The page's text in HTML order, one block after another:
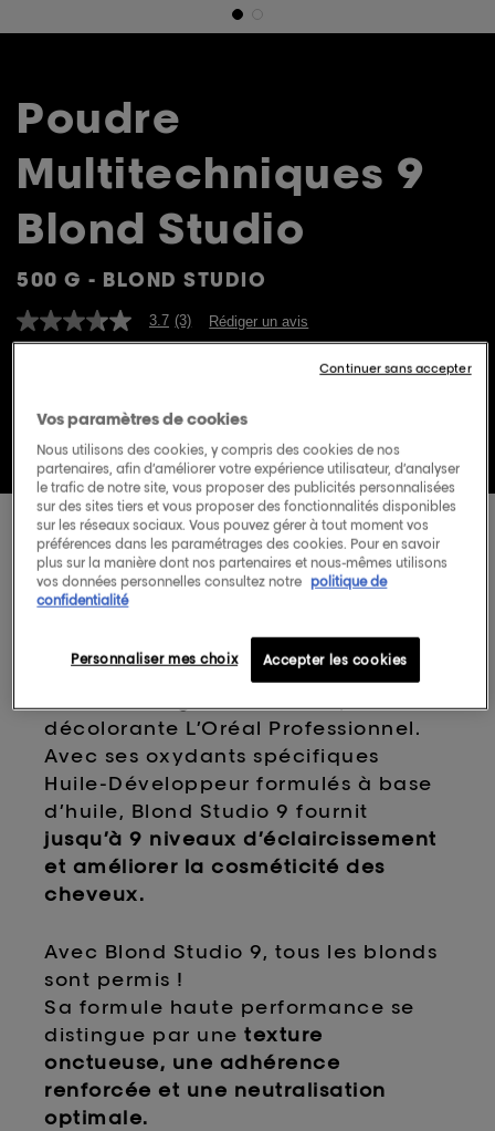
Poudre
Multitechniques 9
Blond Studio
500 G - BLOND STUDIO
3.7
étoiles
note
moyenne.
Read
Reviews.
Lien
sur
même
page.
3.7 (3) Rédiger un avis
BLOND STUDIO
BLOND STUDI
BLOND STUDIO
BLOND STU
DIO
BLOND STUDIO 9
POUDRE
ÉCLAIRCISSANTE
décolorante L’Oréal Professionnel.
Avec ses oxydants spécifiques
Huile-Développeur formulés à base
d’huile, Blond Studio 9 fournit
jusqu’à 9 niveaux d’éclaircissement
et améliorer la cosméticité des
cheveux.
Avec Blond Studio 9, tous les blonds
sont permis !
Sa formule haute performance se
distingue par unetexture
onctueuse, une adhérence
renforcée et une neutralisation
optimale.
Vos paramètres de cookies
Nous utilisons des cookies, y compris des cookies de nos
partenaires, afin d’améliorer votre expérience utilisateur, d’analyser
le trafic de notre site, vous proposer des publicités personnalisées
sur des sites tiers et vous proposer des fonctionnalités disponibles
sur les réseaux sociaux. Vous pouvez gérer à tout moment vos
préférences dans les paramétrages des cookies. Pour en savoir
plus sur la manière dont nos partenaires et nous-mêmes utilisons
vos données personnelles consultez notre politique de
confidentialité
Accepter les cookies
Personnaliser mes choix
Continuer sans accepter